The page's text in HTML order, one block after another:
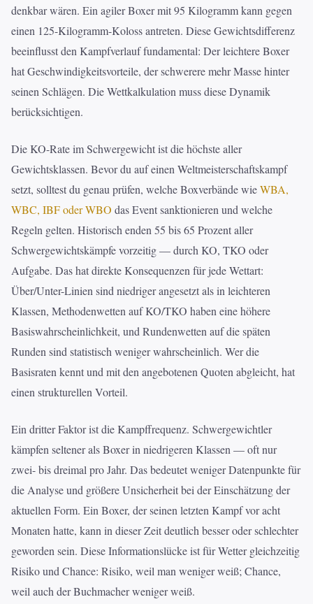
denkbar wären. Ein agiler Boxer mit 95 Kilogramm kann gegen
einen 125-Kilogramm-Koloss antreten. Diese Gewichtsdifferenz
beeinflusst den Kampfverlauf fundamental: Der leichtere Boxer
hat Geschwindigkeitsvorteile, der schwerere mehr Masse hinter
seinen Schlägen. Die Wettkalkulation muss diese Dynamik
berücksichtigen.
Die KO-Rate im Schwergewicht ist die höchste aller
Gewichtsklassen. Bevor du auf einen Weltmeisterschaftskampf
setzt, solltest du genau prüfen, welche Boxverbände wieWBA,
WBC, IBF oder WBO das Event sanktionieren und welche
Regeln gelten. Historisch enden 55 bis 65 Prozent aller
Schwergewichtskämpfe vorzeitig — durch KO, TKO oder
Aufgabe. Das hat direkte Konsequenzen für jede Wettart:
Über/Unter-Linien sind niedriger angesetzt als in leichteren
Klassen, Methodenwetten auf KO/TKO haben eine höhere
Basiswahrscheinlichkeit, und Rundenwetten auf die späten
Runden sind statistisch weniger wahrscheinlich. Wer die
Basisraten kennt und mit den angebotenen Quoten abgleicht, hat
einen strukturellen Vorteil.
Ein dritter Faktor ist die Kampffrequenz. Schwergewichtler
kämpfen seltener als Boxer in niedrigeren Klassen — oft nur
zwei- bis dreimal pro Jahr. Das bedeutet weniger Datenpunkte für
die Analyse und größere Unsicherheit bei der Einschätzung der
aktuellen Form. Ein Boxer, der seinen letzten Kampf vor acht
Monaten hatte, kann in dieser Zeit deutlich besser oder schlechter
geworden sein. Diese Informationslücke ist für Wetter gleichzeitig
Risiko und Chance: Risiko, weil man weniger weiß; Chance,
weil auch der Buchmacher weniger weiß.